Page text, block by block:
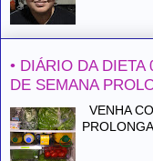
• DIÁRIO DA DIETA
DE SEMANA
VENHA